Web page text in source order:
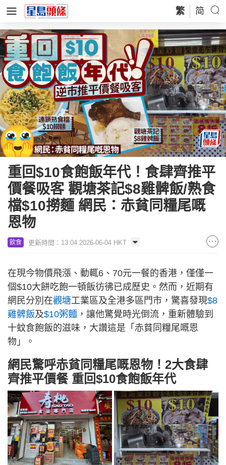
繁 简
重回$10食飽飯年代！食肆齊推平
價餐吸客 觀塘茶記$8雞髀飯/熟食
檔$10撈麵 網民：赤貧同糧尾嘅
恩物
飲食 更新時間：13:04 2026-06-04 HKT
在現今物價飛漲、動輒6、70元一餐的香港，僅僅一
個$10大餅吃飽一頓飯彷彿已成歷史。然而，近期有
網民分別在觀塘工業區及全港多區門市，驚喜發現$8
雞髀飯及$10粥麵 ，讓他驚覺時光倒流，重新體驗到
十蚊食飽飯的滋味，大讚這是「赤貧同糧尾嘅恩
物」。
網民驚呼赤貧同糧尾嘅恩物！2大食肆
齊推平價餐 重回$10食飽飯年代